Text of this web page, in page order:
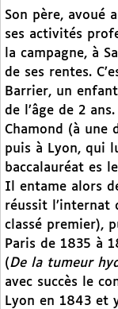
Son père, avoué
ses activités
la campagne, à
de ses rentes.
Barrier, un
de l’âge de 2
Chamond (à une
puis à Lyon, qui
baccalauréat es
Il entame alors
réussit l’internat
classé premier),
Paris de 1835 à
(De la tumeur
avec succès le
Lyon en 1843 et